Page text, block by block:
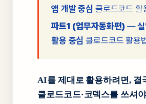
앱 개발 중심 클로드코드 활
파트1 (업무자동화편) —
활용 중심 클로드코드 활용
AI를 제대로 활용하려면, 결
클로드코드·코덱스를 쓰셔